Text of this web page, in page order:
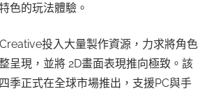
色的玩法體驗。
投入大量製作資源，力求將角色
呈現，並將 2D畫面表現推向極致。該
季正式在全球市場推出，支援PC與手